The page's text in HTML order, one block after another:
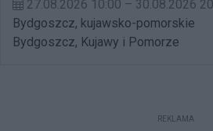
27.08.2026 10:00 – 30.08.2026
Bydgoszcz, kujawsko-pomorskie
Bydgoszcz, Kujawy i Pomorze
REKLAMA